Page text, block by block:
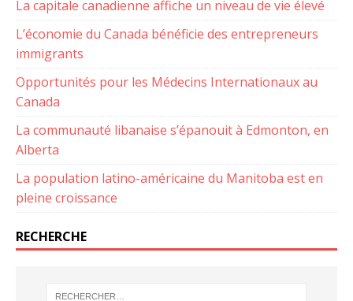
La capitale canadienne affiche un niveau de vie élevé
L’économie du Canada bénéficie des entrepreneurs
immigrants
Opportunités pour les Médecins Internationaux au
Canada
La communauté libanaise s’épanouit à Edmonton, en
Alberta
La population latino-américaine du Manitoba est en
pleine croissance
RECHERCHE